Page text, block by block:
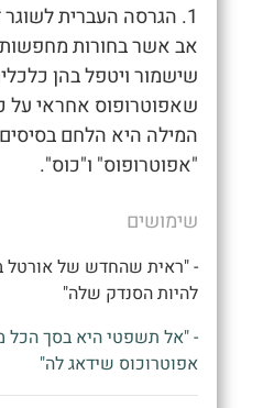
1. הגרסה העברית
אב אשר בחורות
שישמור ויטפל בהן
שאפוטרופוס אחראי על
המילה היא הלחם
"אפוטרופוס" ו"כוס".
שימושים
להיות הסנדק שלה"
- "אל תשפטי היא בסך
אפוטרוכוס שידאג לה"